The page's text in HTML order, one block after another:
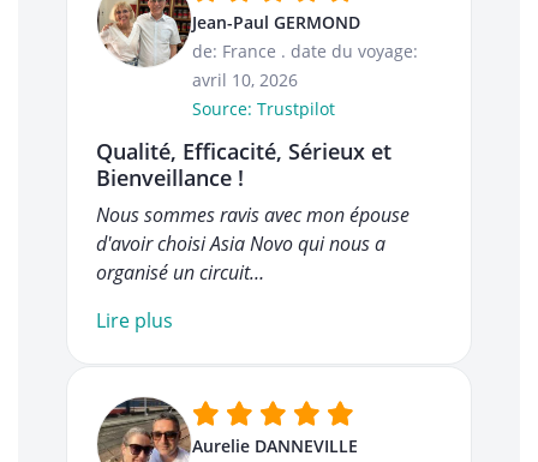
Jean-Paul GERMOND
de: France . date du voyage:
avril 10, 2026
Source: Trustpilot
Qualité, Efficacité, Sérieux et
Bienveillance !
Nous sommes ravis avec mon épouse
d'avoir choisi Asia Novo qui nous a
organisé un circuit…
Lire plus
Aurelie DANNEVILLE